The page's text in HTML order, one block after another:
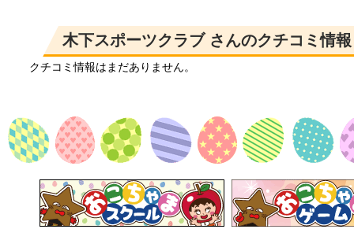
木下スポーツクラブ さんのクチコミ情
クチコミ情報はまだありません。